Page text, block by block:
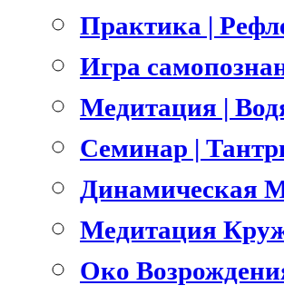
Практика |
Игра
Медитация |
Семинар |
Динамическая
Медитация
Око